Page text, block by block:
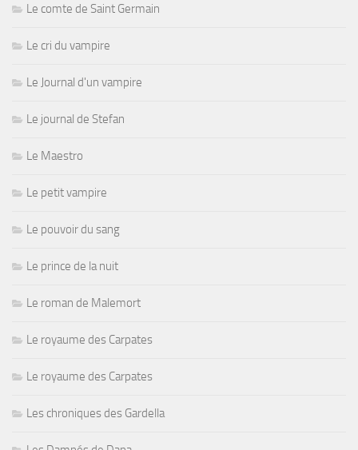
Le comte de Saint Germain
Le cri du vampire
Le Journal d'un vampire
Le journal de Stefan
Le Maestro
Le petit vampire
Le pouvoir du sang
Le prince de la nuit
Le roman de Malemort
Le royaume des Carpates
Le royaume des Carpates
Les chroniques des Gardella